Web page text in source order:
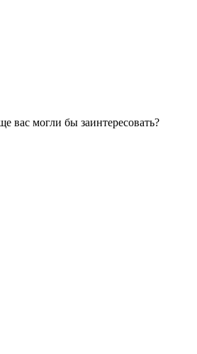
вас могли бы заинтересовать?